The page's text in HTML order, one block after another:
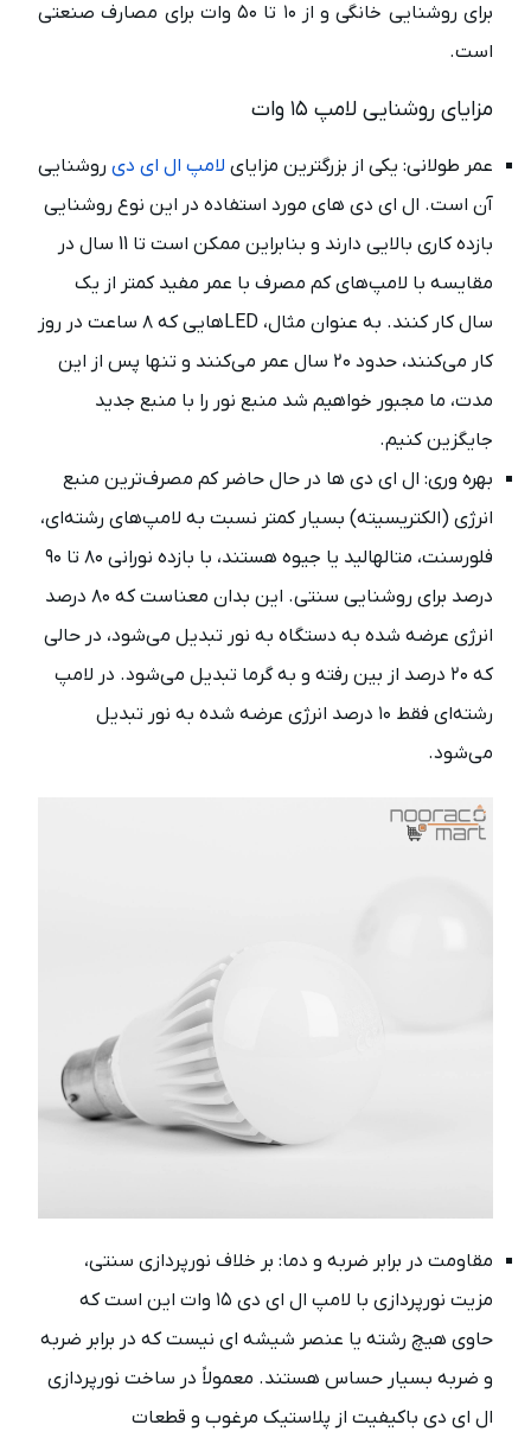
برای روشنایی خانگی و از ۱۰ تا ۵۰ وات برای مصارف صنعتی
است.
مزایای روشنایی لامپ ۱۵ وات
عمر طولانی: یکی از بزرگترین مزایای لامپ ال ای دی روشنایی
آن است. ال ای دی های مورد استفاده در این نوع روشنایی
بازده کاری بالایی دارند و بنابراین ممکن است تا 11 سال در
مقایسه با لامپ‌های کم مصرف با عمر مفید کمتر از یک
سال کار کنند. به عنوان مثال، LEDهایی که ۸ ساعت در روز
کار می‌کنند، حدود ۲۰ سال عمر می‌کنند و تنها پس از این
مدت، ما مجبور خواهیم شد منبع نور را با منبع جدید
جایگزین کنیم.
بهره وری: ال ای دی ها در حال حاضر کم مصرف‌ترین منبع
انرژی (الکتریسیته) بسیار کمتر نسبت به لامپ‌های رشته‌ای،
فلورسنت، متالهالید یا جیوه هستند، با بازده نورانی ۸۰ تا ۹۰
درصد برای روشنایی سنتی. این بدان معناست که ۸۰ درصد
انرژی عرضه شده به دستگاه به نور تبدیل می‌شود، در حالی
که ۲۰ درصد از بین رفته و به گرما تبدیل می‌شود. در لامپ
رشته‌‌ای فقط ۱۰ درصد انرژی عرضه شده به نور تبدیل
می‌شود.
مقاومت در برابر ضربه و دما: بر خلاف نورپردازی سنتی،
مزیت نورپردازی با لامپ ال ای دی ۱۵ وات این است که
حاوی هیچ رشته یا عنصر شیشه ای نیست که در برابر ضربه
و ضربه بسیار حساس هستند. معمولاً در ساخت نورپردازی
ال ای دی باکیفیت از پلاستیک مرغوب و قطعات